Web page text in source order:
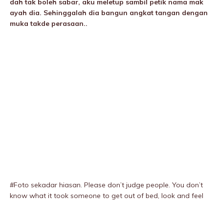
dah tak boleh sabar, aku meletup sambil petik nama mak
ayah dia. Sehinggalah dia bangun angkat tangan dengan
muka takde perasaan..
#Foto sekadar hiasan. Please don’t judge people. You don’t
know what it took someone to get out of bed, look and feel